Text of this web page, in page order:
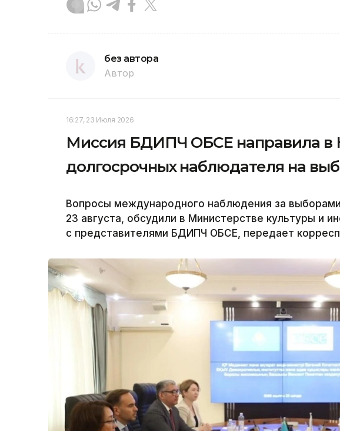
без автора
Автор
16:27, 23 Июля 2026
Миссия БДИПЧ ОБСЕ направила в
долгосрочных наблюдателя на
Вопросы международного наблюдения за
23 августа, обсудили в Министерстве культуры и
с представителями БДИПЧ ОБСЕ, передает